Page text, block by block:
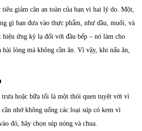
giảm cân an toàn của bạn vì hai lý do. Một,
gì bạn đưa vào thực phẩm, như dầu, muối, và
hiệu ứng kỳ lạ đối với đầu bếp – nó làm cho
lòng mà không cần ăn. Vì vậy, khi nấu ăn,
hoặc bữa tối là một thói quen tuyệt vời vì
nhớ không uống các loại súp có kem vì
đó, hãy chọn súp nóng và chua.